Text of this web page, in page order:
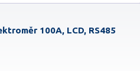
100A, LCD, RS485